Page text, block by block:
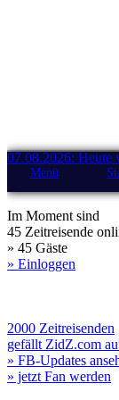
07.08.2026: Heute
Menü
Im Moment sind
45 Zeitreisende
» 45 Gäste
» Einloggen
2000 Zeitreisenden
gefällt ZidZ.com
» FB-Updates
» jetzt Fan werden